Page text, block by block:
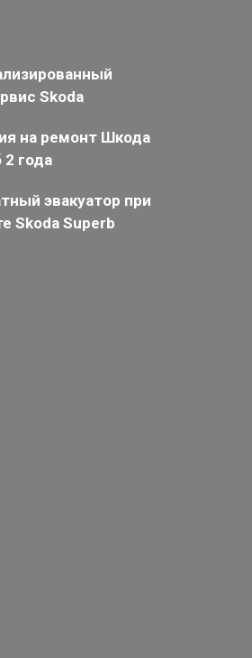
Skoda
на ремонт Шкода
2 года
эвакуатор при
Skoda Superb